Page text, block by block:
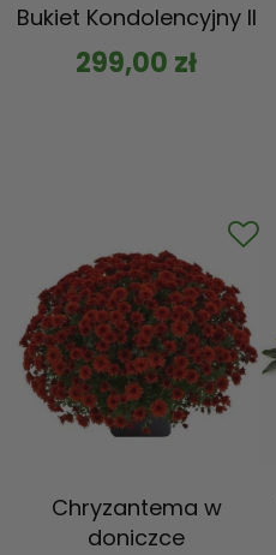
Bukiet Kondolencyjny II
299,00 zł
Chryzantema w
doniczce